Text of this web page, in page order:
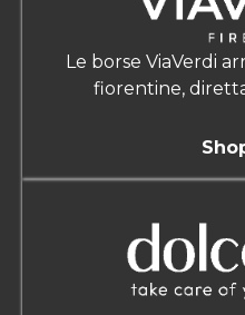
Le borse ViaVerdi
fiorentine,